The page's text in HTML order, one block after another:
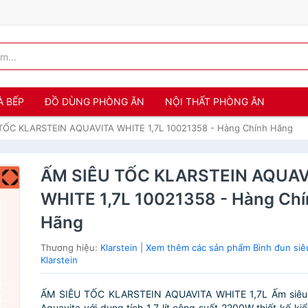
BẾP ĐỒ DÙNG PHÒNG ĂN NỘI THẤT PHÒNG ĂN
KLARSTEIN AQUAVITA WHITE 1,7L 10021358 - Hàng Chính Hãng
ẤM SIÊU TỐC KLARSTEIN
WHITE 1,7L 10021358 - Hàng
Hãng
Thương hiệu: Klarstein |Xem thêm các sản phẩm Bình đun
Klarstein
ẤM SIÊU TỐC KLARSTEIN AQUAVITA WHITE 1,7L Ấm